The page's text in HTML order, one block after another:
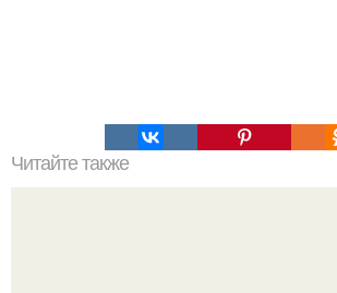
Читайте также